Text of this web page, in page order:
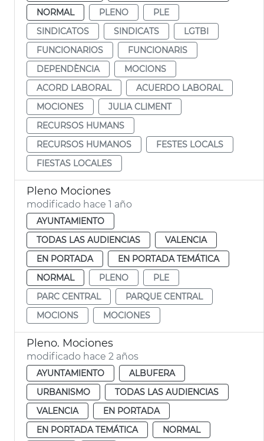
NORMAL
PLENO
PLE
SINDICATOS
SINDICATS
LGTBI
FUNCIONARIOS
FUNCIONARIS
DEPENDÈNCIA
MOCIONS
ACORD LABORAL
ACUERDO LABORAL
MOCIONES
JULIA CLIMENT
RECURSOS HUMANS
RECURSOS HUMANOS
FESTES LOCALS
FIESTAS LOCALES
Pleno Mociones
modificado hace 1 año
AYUNTAMIENTO
TODAS LAS AUDIENCIAS
VALENCIA
EN PORTADA
EN PORTADA TEMÁTICA
NORMAL
PLENO
PLE
PARC CENTRAL
PARQUE CENTRAL
MOCIONS
MOCIONES
Pleno. Mociones
modificado hace 2 años
AYUNTAMIENTO
ALBUFERA
URBANISMO
TODAS LAS AUDIENCIAS
VALENCIA
EN PORTADA
EN PORTADA TEMÁTICA
NORMAL